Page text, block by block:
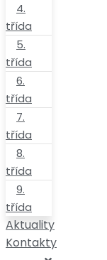
4.
třída
5.
třída
6.
třída
7.
třída
8.
třída
9.
třída
Aktuality
Kontakty